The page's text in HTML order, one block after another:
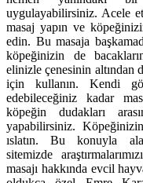
uygulayabilirsiniz. Acele
masaj yapın ve
edin. Bu masaja
köpeğinizin de
elinizle çenesinin altından
için kullanın. Kendi
edebileceğiniz kadar
köpeğin dudakları
yapabilirsiniz.
ıslatın. Bu konuyla
sitemizde
masajı hakkında evcil